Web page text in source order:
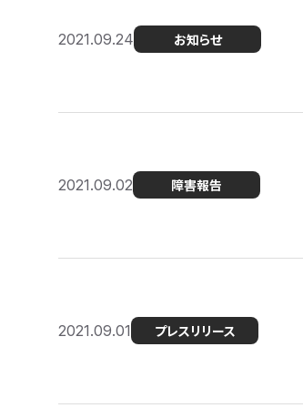
2021.09.24 お知らせ
2021.09.02 障害報告
2021.09.01 プレスリリース